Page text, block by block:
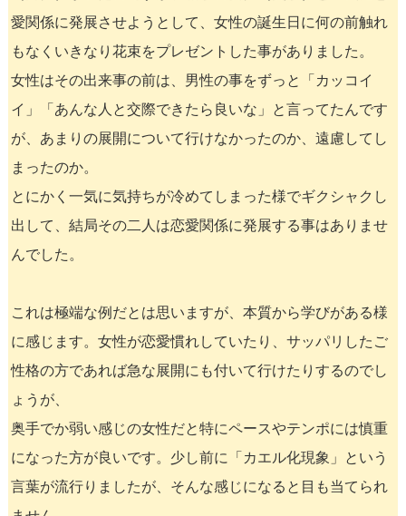
愛関係に発展させようとして、女性の誕生日に何の前触れ
もなくいきなり花束をプレゼントした事がありました。
女性はその出来事の前は、男性の事をずっと「カッコイ
イ」「あんな人と交際できたら良いな」と言ってたんです
が、あまりの展開について行けなかったのか、遠慮してし
まったのか。
とにかく一気に気持ちが冷めてしまった様でギクシャクし
出して、結局その二人は恋愛関係に発展する事はありませ
んでした。
これは極端な例だとは思いますが、本質から学びがある様
に感じます。女性が恋愛慣れしていたり、サッパリしたご
性格の方であれば急な展開にも付いて行けたりするのでし
ょうが、
奥手でか弱い感じの女性だと特にペースやテンポには慎重
になった方が良いです。少し前に「カエル化現象」という
言葉が流行りましたが、そんな感じになると目も当てられ